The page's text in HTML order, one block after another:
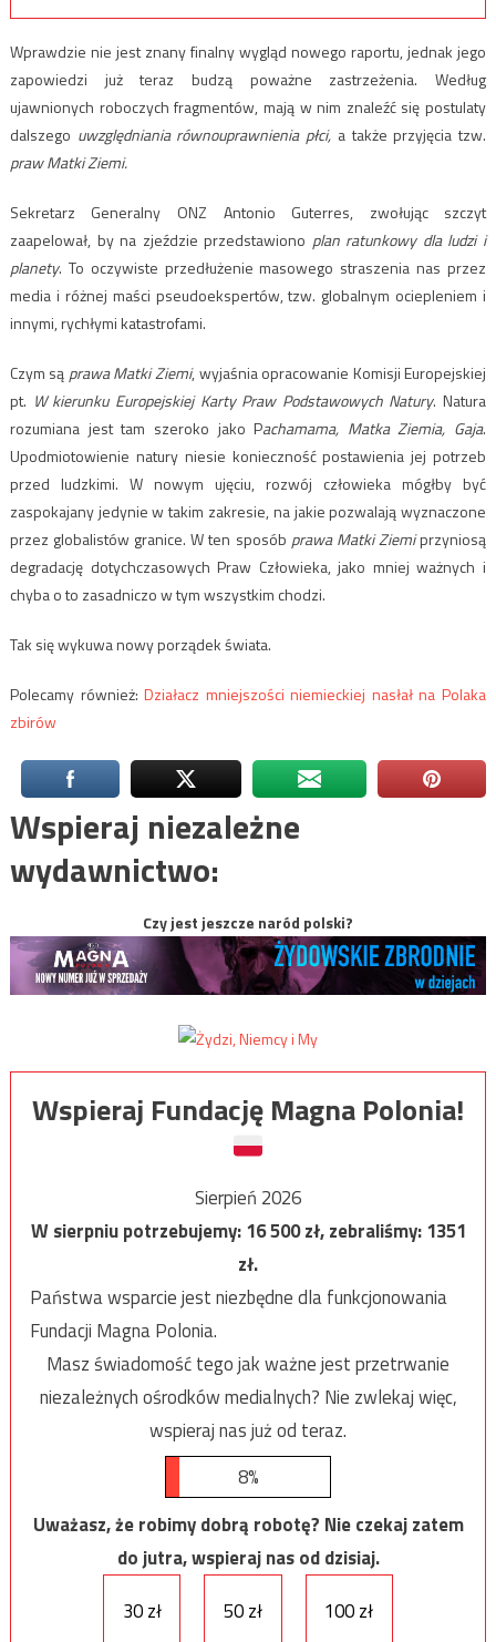
Wprawdzie nie jest znany finalny wygląd nowego raportu, jednak jego
zapowiedzi już teraz budzą poważne zastrzeżenia. Według
ujawnionych roboczych fragmentów, mają w nim znaleźć się postulaty
dalszego uwzględniania równouprawnienia płci, a także przyjęcia tzw.
praw Matki Ziemi.
Sekretarz Generalny ONZ Antonio Guterres, zwołując szczyt
zaapelował, by na zjeździe przedstawiono plan ratunkowy dla ludzi i
planety. To oczywiste przedłużenie masowego straszenia nas przez
media i różnej maści pseudoekspertów, tzw. globalnym ociepleniem i
innymi, rychłymi katastrofami.
Czym są prawa Matki Ziemi, wyjaśnia opracowanie Komisji Europejskiej
pt. W kierunku Europejskiej Karty Praw Podstawowych Natury. Natura
rozumiana jest tam szeroko jako Pachamama, Matka Ziemia, Gaja.
Upodmiotowienie natury niesie konieczność postawienia jej potrzeb
przed ludzkimi. W nowym ujęciu, rozwój człowieka mógłby być
zaspokajany jedynie w takim zakresie, na jakie pozwalają wyznaczone
przez globalistów granice. W ten sposób prawa Matki Ziemiprzyniosą
degradację dotychczasowych Praw Człowieka, jako mniej ważnych i
chyba o to zasadniczo w tym wszystkim chodzi.
Tak się wykuwa nowy porządek świata.
Polecamy również:Działacz mniejszości niemieckiej nasłał na Polaka
zbirów
Wspieraj niezależne
wydawnictwo:
Czy jest jeszcze naród polski?
Wspieraj Fundację Magna Polonia!
Sierpień 2026
W sierpniu potrzebujemy:16 500zł, zebraliśmy:1351
zł.
Państwa wsparcie jest niezbędne dla funkcjonowania
Fundacji Magna Polonia.
Masz świadomość tego jak ważne jest przetrwanie
niezależnych ośrodków medialnych? Nie zwlekaj więc,
wspieraj nas już od teraz.
8%
Uważasz, że robimy dobrą robotę? Nie czekaj zatem
do jutra, wspieraj nas od dzisiaj.
30 zł
50 zł 100 zł